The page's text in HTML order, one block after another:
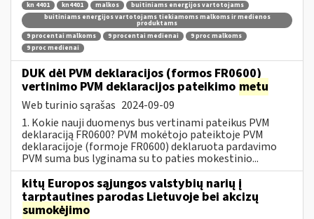
kn 4401 kn4401 malkos
buitiniams energijos vartotojams
buitiniams energijos vartotojams tiekiamoms malkoms ir medienos
produktams
9 procentai malkoms
9 procentai medienai
9 proc malkoms
9 proc medienai
DUK dėl PVM deklaracijos (formos FR0600)
vertinimo PVM deklaracijos pateikimo metu
Web turinio sąrašas 2024-09-09
1. Kokie nauji duomenys bus vertinami pateikus PVM
deklaraciją FR0600? PVM mokėtojo pateiktoje PVM
deklaracijoje (formoje FR0600) deklaruota pardavimo
PVM suma bus lyginama su to paties mokestinio...
kitų Europos sąjungos valstybių narių į
tarptautines parodas Lietuvoje bei akcizų
sumokėjimo